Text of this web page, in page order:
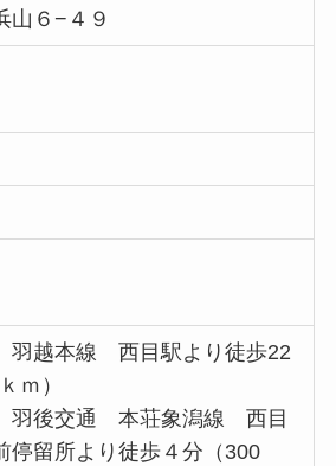
山６−４９
羽越本線 西目駅より徒歩22
ｍ）
羽後交通 本荘象潟線 西目
停留所より徒歩４分（300